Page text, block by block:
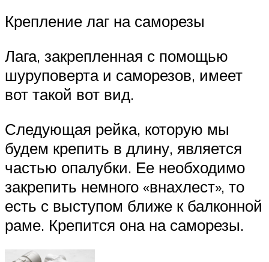
Крепление лаг на саморезы
Лага, закрепленная с помощью
шуруповерта и саморезов, имеет
вот такой вот вид.
Следующая рейка, которую мы
будем крепить в длину, является
частью опалубки. Ее необходимо
закрепить немного «внахлест», то
есть с выступом ближе к балконной
раме. Крепится она на саморезы.